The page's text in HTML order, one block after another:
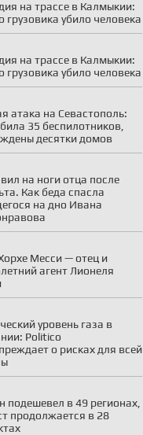
на трассе в Калмыкии:
грузовика убило человека
на трассе в Калмыкии:
грузовика убило человека
атака на Севастополь:
35 беспилотников,
десятки домов
на ноги отца после
Как беда спасла
на дно Ивана
Месси — отец и
агент Лионеля
уровень газа в
Politico
о рисках для всей
подешевел в 49 регионах,
продолжается в 28